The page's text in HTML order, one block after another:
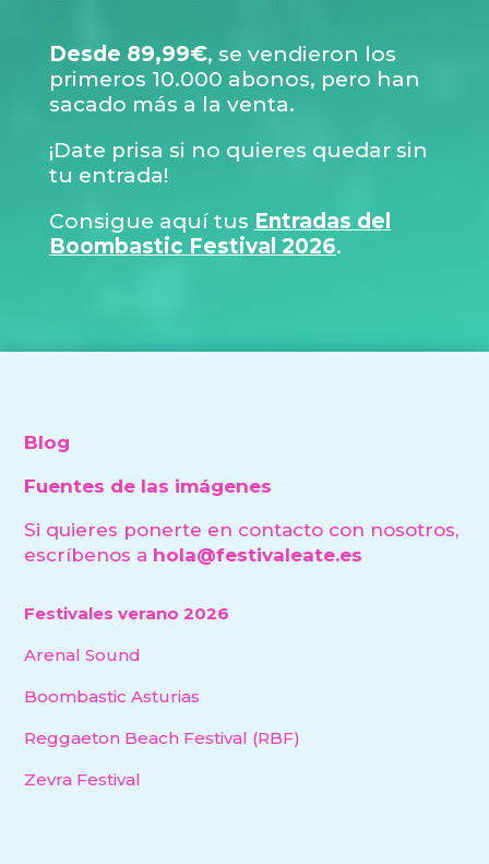
Desde 89,99€, se vendieron los
primeros 10.000 abonos, pero han
sacado más a la venta.
¡Date prisa si no quieres quedar sin
tu entrada!
Consigue aquí tus Entradas del
Boombastic Festival 2026.
Blog
Fuentes de las imágenes
Si quieres ponerte en contacto con nosotros,
escríbenos a hola@festivaleate.es
Festivales verano 2026
Arenal Sound
Boombastic Asturias
Reggaeton Beach Festival (RBF)
Zevra Festival